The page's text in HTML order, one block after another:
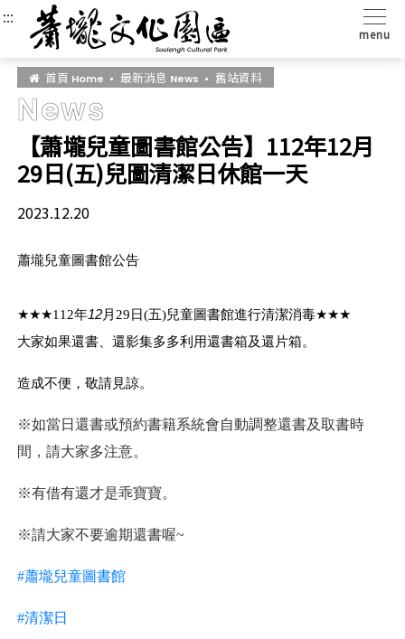
menu
:::
:::
:::
首頁 Home 最新消息 News 舊站資料
News
【蕭壠兒童圖書館公告】112年12月
29日(五)兒圖清潔日休館一天
2023.12.20
蕭壠兒童圖書館公告
★★★112年12月 29日(五)兒童圖書館進行清潔消毒★★★
大家如果還書、還影集多多利用還書箱及還片箱。
造成不便，敬請見諒。
※如當日還書或預約書籍系統會自動調整還書及取書時
間，請大家多注意。
※有借有還才是乖寶寶。
※請大家不要逾期還書喔~
#蕭壠兒童圖書館
#清潔日